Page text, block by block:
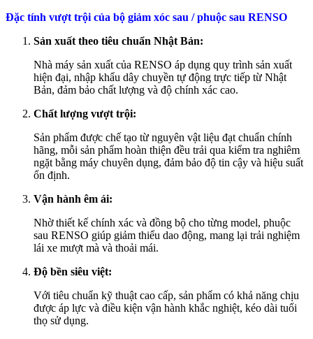
Đặc tính vượt trội của bộ giảm xóc sau / phuộc sau RENSO
Sản xuất theo tiêu chuẩn Nhật Bản:
Nhà máy sản xuất của RENSO áp dụng quy trình sản xuất
hiện đại, nhập khẩu dây chuyền tự động trực tiếp từ Nhật
Bản, đảm bảo chất lượng và độ chính xác cao.
Chất lượng vượt trội:
Sản phẩm được chế tạo từ nguyên vật liệu đạt chuẩn chính
hãng, mỗi sản phẩm hoàn thiện đều trải qua kiểm tra nghiêm
ngặt bằng máy chuyên dụng, đảm bảo độ tin cậy và hiệu suất
ổn định.
Vận hành êm ái:
Nhờ thiết kế chính xác và đồng bộ cho từng model, phuộc
sau RENSO giúp giảm thiểu dao động, mang lại trải nghiệm
lái xe mượt mà và thoải mái.
Độ bền siêu việt:
Với tiêu chuẩn kỹ thuật cao cấp, sản phẩm có khả năng chịu
được áp lực và điều kiện vận hành khắc nghiệt, kéo dài tuổi
thọ sử dụng.